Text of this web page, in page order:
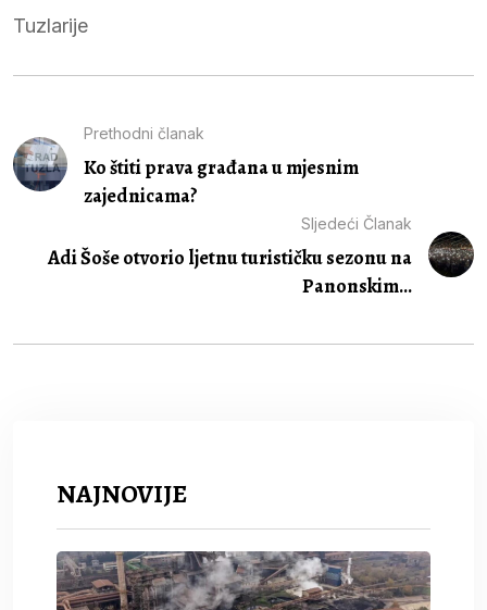
Tuzlarije
Prethodni članak
Ko štiti prava građana u mjesnim
zajednicama?
Sljedeći Članak
Adi Šoše otvorio ljetnu turističku sezonu na
Panonskim...
NAJNOVIJE